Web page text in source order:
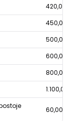
420,00
450,00
500,00
600,00
800,00
1.100,00
60,00